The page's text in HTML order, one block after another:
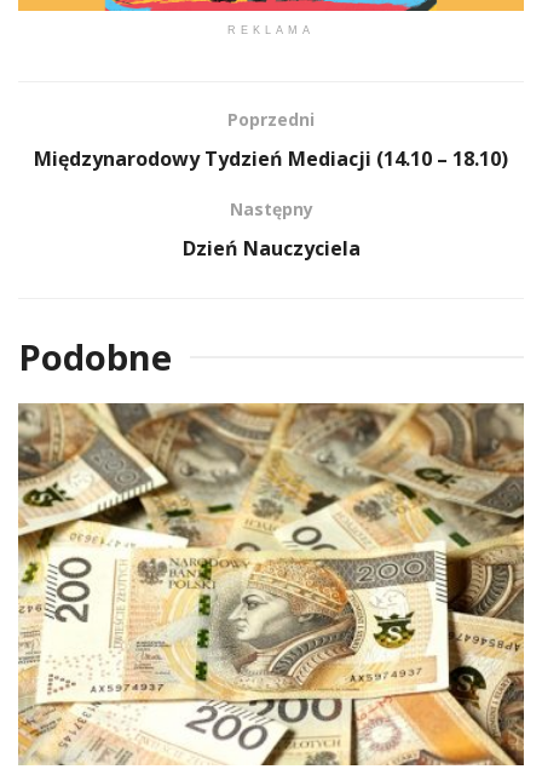
REKLAMA
Poprzedni
Międzynarodowy Tydzień Mediacji (14.10 – 18.10)
Następny
Dzień Nauczyciela
Podobne